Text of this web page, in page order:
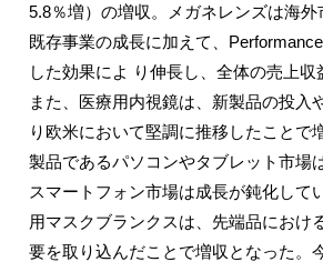
5.8％増）の増収。メガネレンズは海外
既存事業の成長に加えて、
した効果によ り伸長し、全体の売上収
また、医療用内視鏡は、新製品の投入
り欧米において堅調に推移したことで
製品であるパソコンやタブレット市場
スマートフォン市場は成長が鈍化して
用マスクブランクスは、先端品におけ
要を取り込んだことで増収となった。